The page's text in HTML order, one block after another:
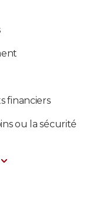
financiers
ou la sécurité